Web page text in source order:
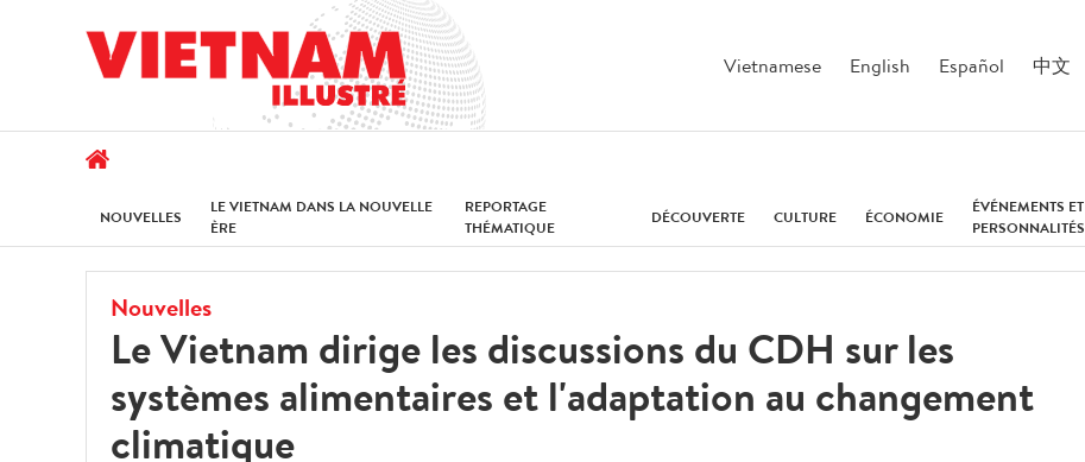
Vietnamese English Español 中文
NOUVELLES
LE VIETNAM DANS LA NOUVELLE
ÈRE
REPORTAGE
THÉMATIQUE
DÉCOUVERTE CULTURE ÉCONOMIE
ÉVÉNEMENTS ET
PERSONNALITÉS
Nouvelles
Le Vietnam dirige les discussions du CDH sur les
systèmes alimentaires et l'adaptation au changement
climatique